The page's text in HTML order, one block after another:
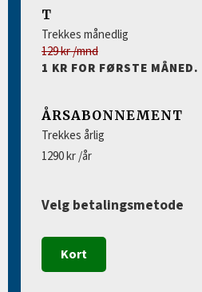
T
Trekkes månedlig
129 kr /mnd
1 KR FOR FØRSTE MÅNED.
ÅRSABONNEMENT
Trekkes årlig
1290 kr /år
Velg betalingsmetode
Kort